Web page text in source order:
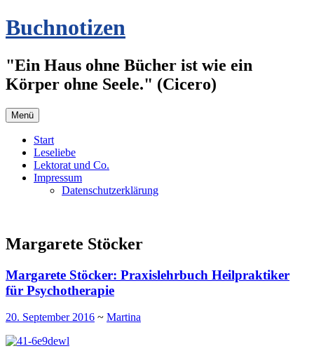
Zum
Inhalt
Buchnotizen
"Ein Haus ohne Bücher ist wie ein
Körper ohne Seele." (Cicero)
Menü
Start
Leseliebe
Lektorat und Co.
Impressum
Datenschutzerklärung
Margarete Stöcker
Margarete Stöcker: Praxislehrbuch Heilpraktiker
für Psychotherapie
20. September 2016 ~ Martina